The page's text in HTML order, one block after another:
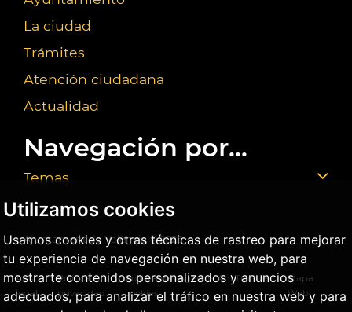
Utilizamos cookies
Usamos cookies y otras técnicas de rastreo para mejorar
tu experiencia de navegación en nuestra web, para
mostrarte contenidos personalizados y anuncios
adecuados, para analizar el tráfico en nuestra web y para
La ciudad
Trámites
Atención ciudadana
Actualidad
Navegación por...
Temas
Ajuntament de València ©2026
Aviso
legal
Política
privacidad
Política de
cookies
Agencia Antifraude
Mapa
Web